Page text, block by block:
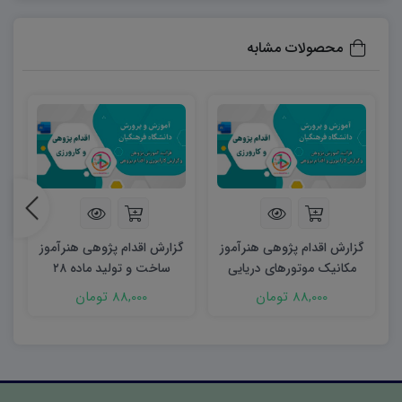
موقعیت‌های آموزشی واقعی در کلاس یا مدرسه را شناسایی
توضیح داده شده‌اند تا معلمان بتوانند چالش‌های دانش‌آموزان
را به دقت ثبت و تحلیل کنند. این دسته‌بندی کمک می‌کند تا
مشکلات آموزشی نه فقط سطحی دیده شوند، بلکه ریشه‌ای
بررسی و دلایل اصلی آن‌ها شناسایی شود.
فصل دوم: طراحی راهکارها و ایده‌ها
دانشجویان و فرهنگیان با استفاده از این فصل می‌آموزند که
چگونه راهکارهای عملی و علمی برای حل مشکلات آموزشی
محصولات مشابه
گزارش اقدام پژوهی هنرآموز
مکانیک موتورهای دریایی
ماده ۲۸
88,000 تومان
گزارش اقدام پژوهی هنرآموز
ساخت و تولید ماده ۲۸
88,000 تومان